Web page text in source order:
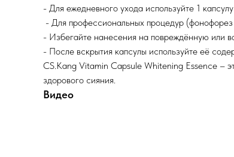
- Для ежедневного ухода используйте 1
- Для профессиональных процедур
- Избегайте нанесения на повреждённую или
- После вскрытия капсулы используйте её
CS.Kang Vitamin Capsule Whitening Essence –
здорового сияния.
Видео